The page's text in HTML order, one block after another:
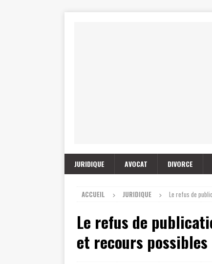
JURIDIQUE AVOCAT DIVORCE
ACCUEIL JURIDIQUE Le refus de
Le refus de
et recours possibles